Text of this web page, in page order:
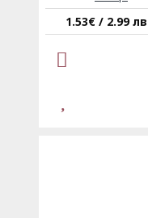
1.53€ / 2.99